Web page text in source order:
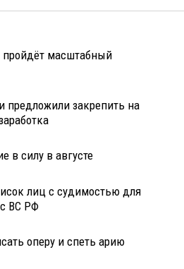
пройдёт масштабный
предложили закрепить на
в силу в августе
лиц с судимостью для
ВС РФ
оперу и спеть арию